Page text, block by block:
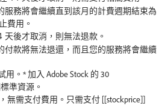
服務將會繼續直到該月的計費週期結束為
費用。
付款將無法退還，而且您的服務將會繼續
用。 *加入 AdobeStock 的 30
準資源。
無需支付費用。 只需支付 [[stockprice]]